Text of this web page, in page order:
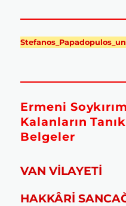
Ermeni
Kalanların
Belgeler
VAN VİLAYETİ
HAKKÂRİ